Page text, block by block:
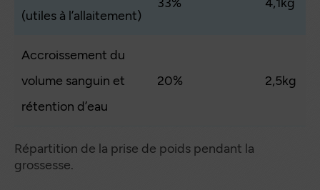
(utiles à l’allaitement)
Accroissement du
volume sanguin et
rétention d’eau
20% 2,5kg
Répartition de la prise de poids pendant la
grossesse.